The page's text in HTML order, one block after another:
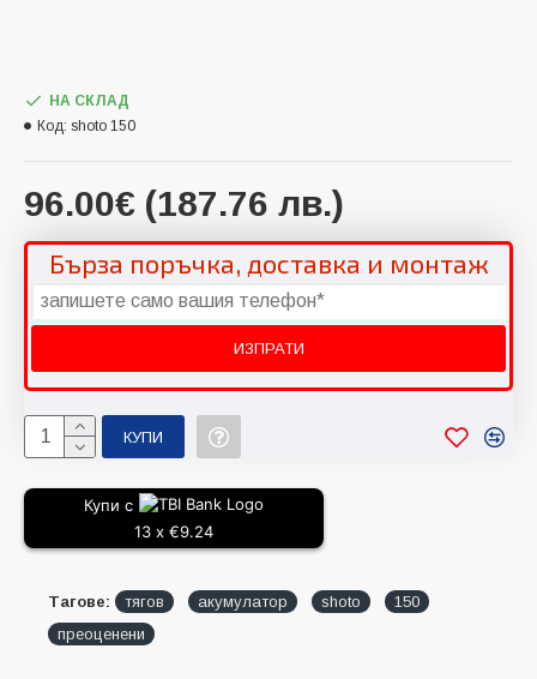
96.00€ (187.76 лв.)
НА СКЛАД
Код: shoto 150
Бърза поръчка, доставка и монтаж
КУПИ
Купи с
13 x €9.24
Тагове: тягов акумулатор shoto
150
преоценени